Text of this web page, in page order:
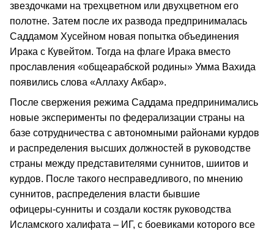
звездочками на трехцветном или двухцветном его
полотне. Затем после их развода предпринималась
Саддамом Хусейном новая попытка объединения
Ирака с Кувейтом. Тогда на флаге Ирака вместо
прославления «общеарабской родины» Умма Вахида
появились слова «Аллаху Акбар».
После свержения режима Саддама предпринимались
новые эксперименты по федерализации страны на
базе сотрудничества с автономными районами курдов
и распределения высших должностей в руководстве
страны между представителями суннитов, шиитов и
курдов. После такого несправедливого, по мнению
суннитов, распределения власти бывшие
офицеры‑сунниты и создали костяк руководства
Исламского халифата – ИГ, с боевиками которого все